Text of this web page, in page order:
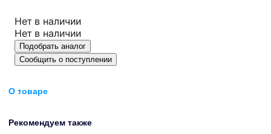
Нет в наличии
Нет в наличии
Подобрать аналог
Сообщить о поступлении
О товаре
Рекомендуем также